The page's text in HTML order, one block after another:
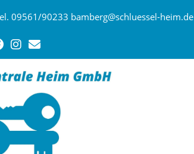
09561/90233 bamberg@schluessel-heim.de